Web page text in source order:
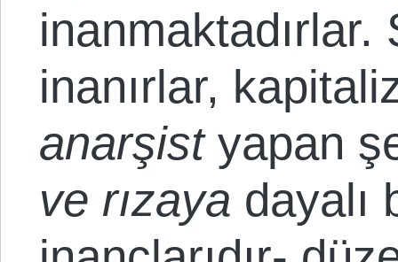
inanırlar,
anarşistyapan
ve rızaya dayalı